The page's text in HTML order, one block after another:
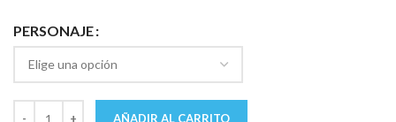
PERSONAJE
AÑADIR AL CARRITO